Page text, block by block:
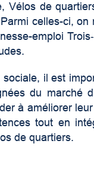
Vélos de
celles-ci,
emploi
sociale, il est
du marché
à améliorer
tout en
de quartiers.